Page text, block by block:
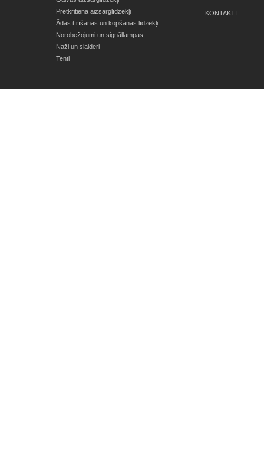
Pretkritiena aizsarglīdzekļi
Ādas tīrīšanas un kopšanas līdzekļi
Norobežojumi un signāllampas
Naži un slaideri
Tenti
KONTAKTI